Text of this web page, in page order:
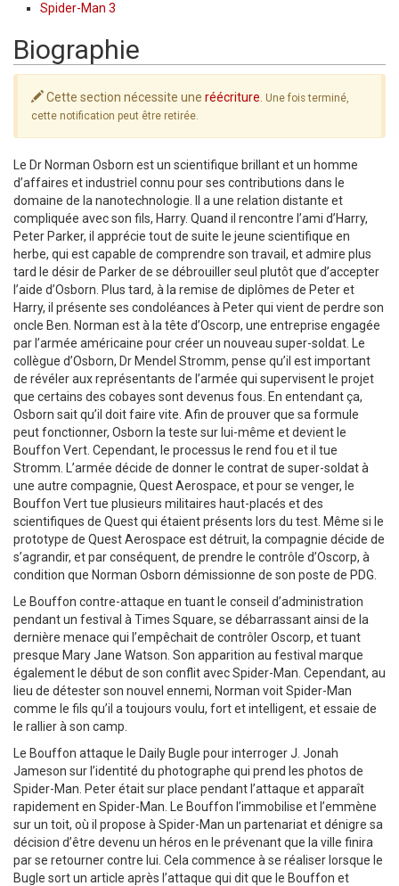
Spider-Man 3
Biographie
Cette section nécessite une réécriture Une fois terminé,
cette notification peut être retirée.
Le Dr Norman Osborn est un scientifique brillant et un homme
d’affaires et industriel connu pour ses contributions dans le
domaine de la nanotechnologie. Il a une relation distante et
compliquée avec son fils, Harry. Quand il rencontre l’ami d’Harry,
Peter Parker, il apprécie tout de suite le jeune scientifique en
herbe, qui est capable de comprendre son travail, et admire plus
tard le désir de Parker de se débrouiller seul plutôt que d’accepter
l’aide d’Osborn. Plus tard, à la remise de diplômes de Peter et
Harry, il présente ses condoléances à Peter qui vient de perdre son
oncle Ben. Norman est à la tête d’Oscorp, une entreprise engagée
par l’armée américaine pour créer un nouveau super-soldat. Le
collègue d’Osborn, Dr Mendel Stromm, pense qu’il est important
de révéler aux représentants de l’armée qui supervisent le projet
que certains des cobayes sont devenus fous. En entendant ça,
Osborn sait qu’il doit faire vite. Afin de prouver que sa formule
peut fonctionner, Osborn la teste sur lui-même et devient le
Bouffon Vert. Cependant, le processus le rend fou et il tue
Stromm. L’armée décide de donner le contrat de super-soldat à
une autre compagnie, Quest Aerospace, et pour se venger, le
Bouffon Vert tue plusieurs militaires haut-placés et des
scientifiques de Quest qui étaient présents lors du test. Même si le
prototype de Quest Aerospace est détruit, la compagnie décide de
s’agrandir, et par conséquent, de prendre le contrôle d’Oscorp, à
condition que Norman Osborn démissionne de son poste de PDG.
Le Bouffon contre-attaque en tuant le conseil d’administration
pendant un festival à Times Square, se débarrassant ainsi de la
dernière menace qui l’empêchait de contrôler Oscorp, et tuant
presque Mary Jane Watson. Son apparition au festival marque
également le début de son conflit avec Spider-Man. Cependant, au
lieu de détester son nouvel ennemi, Norman voit Spider-Man
comme le fils qu’il a toujours voulu, fort et intelligent, et essaie de
le rallier à son camp.
Le Bouffon attaque le Daily Bugle pour interroger J. Jonah
Jameson sur l’identité du photographe qui prend les photos de
Spider-Man. Peter était sur place pendant l’attaque et apparaît
rapidement en Spider-Man. Le Bouffon l’immobilise et l’emmène
sur un toit, où il propose à Spider-Man un partenariat et dénigre sa
décision d’être devenu un héros en le prévenant que la ville finira
par se retourner contre lui. Cela commence à se réaliser lorsque le
Bugle sort un article après l’attaque qui dit que le Bouffon et